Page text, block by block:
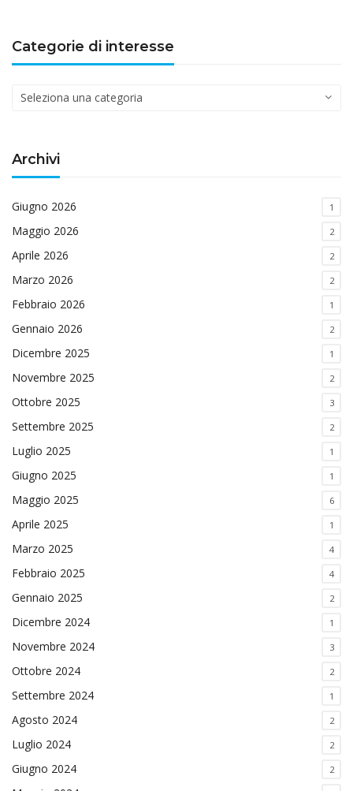
Categorie di interesse
Categorie
Archivi
Giugno 2026 1
Maggio 2026 2
Aprile 2026 2
Marzo 2026 2
Febbraio 2026 1
Gennaio 2026 2
Dicembre 2025 1
Novembre 2025 2
Ottobre 2025 3
Settembre 2025 2
Luglio 2025 1
Giugno 2025 1
Maggio 2025 6
Aprile 2025 1
Marzo 2025 4
Febbraio 2025 4
Gennaio 2025 2
Dicembre 2024 1
Novembre 2024 3
Ottobre 2024 2
Settembre 2024 1
Agosto 2024 2
Luglio 2024 2
Giugno 2024 2